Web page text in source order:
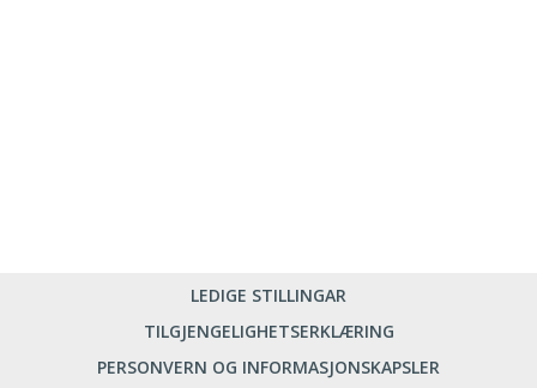
LEDIGE STILLINGAR
TILGJENGELIGHETSERKLÆRING
PERSONVERN OG INFORMASJONSKAPSLER